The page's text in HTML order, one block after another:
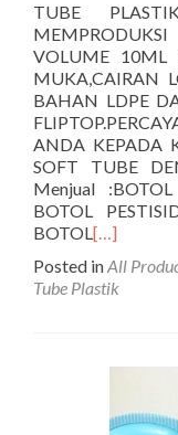
TUBE
VOLUME 10ML
MUKA,CAIRAN
BAHAN LDPE
ANDA KEPADA
SOFT TUBE
Menjual
BOTOL
BOTOL[…]
Posted inAll
Tube Plastik